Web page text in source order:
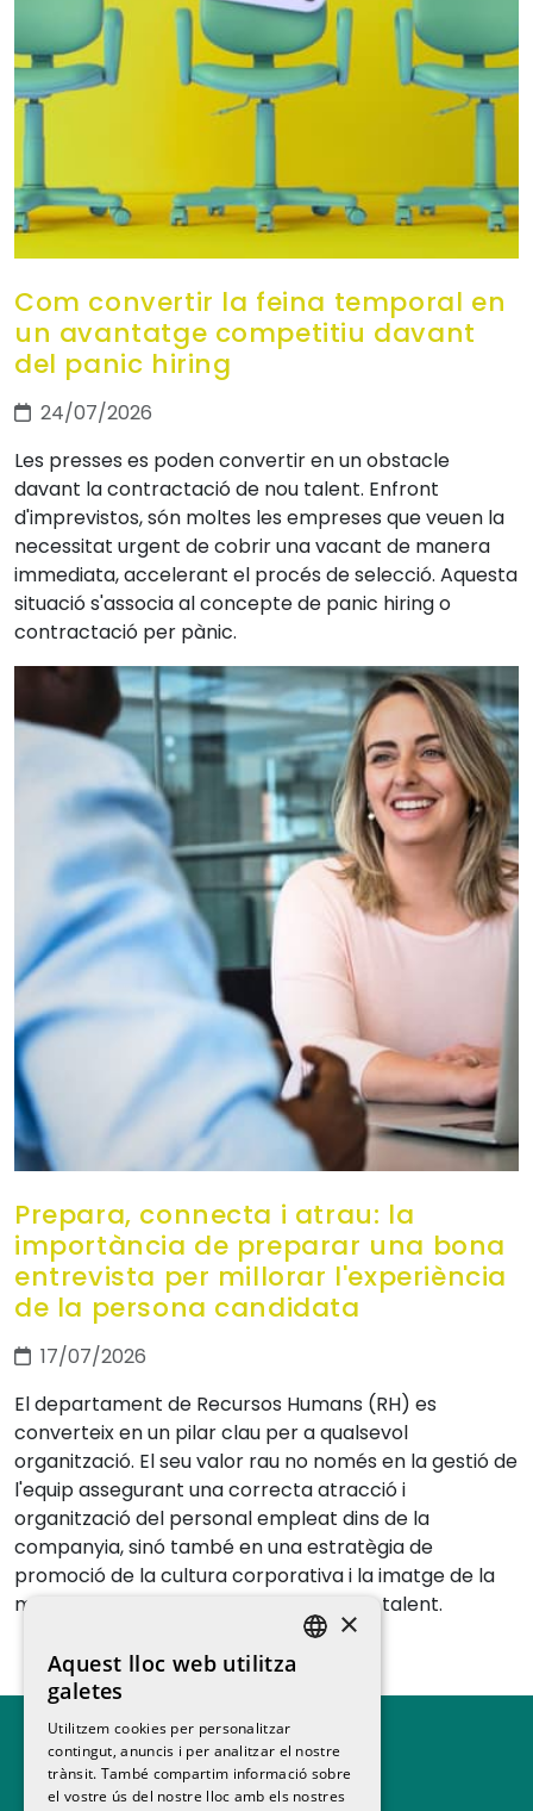
Com convertir la feina temporal en
un avantatge competitiu davant
del panic hiring
24/07/2026
Les presses es poden convertir en un obstacle
davant la contractació de nou talent. Enfront
d'imprevistos, són moltes les empreses que veuen la
necessitat urgent de cobrir una vacant de manera
immediata, accelerant el procés de selecció. Aquesta
situació s'associa al concepte de panic hiring o
contractació per pànic.
Prepara, connecta i atrau: la
importància de preparar una bona
entrevista per millorar l'experiència
de la persona candidata
17/07/2026
El departament de Recursos Humans (RH) es
converteix en un pilar clau per a qualsevol
organització. El seu valor rau no només en la gestió de
l'equip assegurant una correcta atracció i
organització del personal empleat dins de la
companyia, sinó també en una estratègia de
promoció de la cultura corporativa i la imatge de la
marca ocupadora per atraure i retenir talent.
×
Aquest lloc web utilitza
galetes
Utilitzem cookies per personalitzar
contingut, anuncis i per analitzar el nostre
trànsit. També compartim informació sobre
el vostre ús del nostre lloc amb els nostres